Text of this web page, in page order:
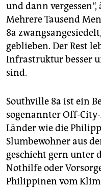
und dann
Mehrere Tausend
8a
geblieben. Der Rest
Infrastruktur besser
sind.
Southville 8a ist ein
sogenannter Off-
Länder wie die
Slumbewohner aus
geschieht gern unter
Nothilfe oder
Philippinen vom